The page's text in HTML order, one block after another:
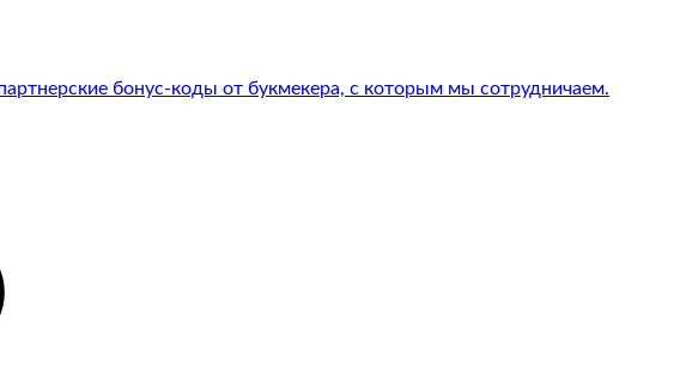
бонус-коды от букмекера, с которым мы сотрудничаем.